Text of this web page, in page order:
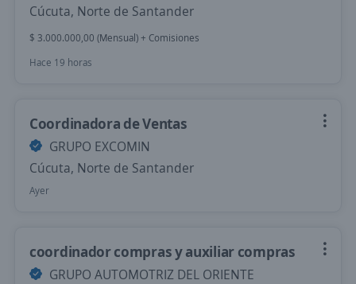
Cúcuta, Norte de Santander
$ 3.000.000,00 (Mensual) + Comisiones
Hace 19 horas
Coordinadora de Ventas
GRUPO EXCOMIN
Cúcuta, Norte de Santander
Ayer
coordinador compras y auxiliar compras
GRUPO AUTOMOTRIZ DEL ORIENTE